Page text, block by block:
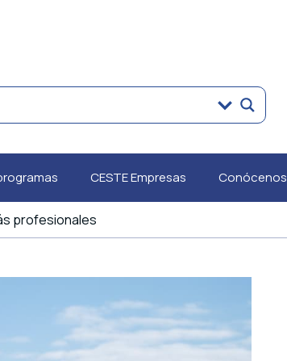
CESTE Empresas Conócenos
profesionales